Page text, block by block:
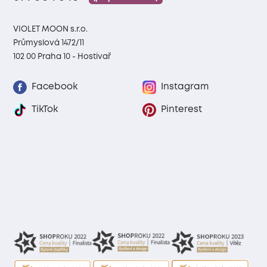
VIOLET MOON s.r.o.
Průmyslová 1472/11
102 00 Praha 10 - Hostivař
Facebook Instagram
TikTok Pinterest